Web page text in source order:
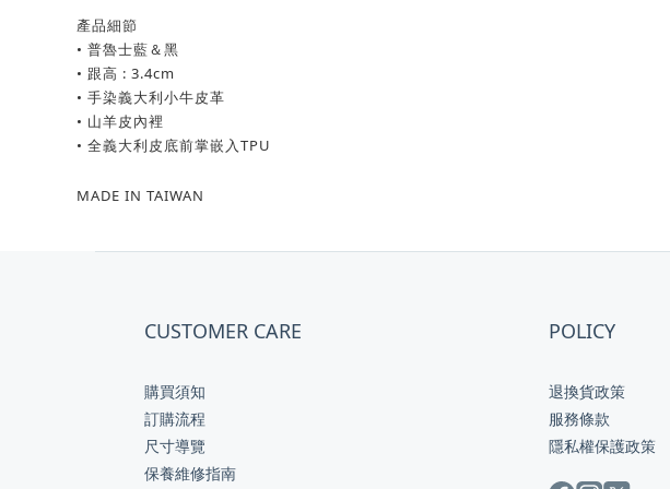
產品細節
• 普魯士藍＆黑
• 跟高 : 3.4cm
• 手染義大利小牛皮革
• 山羊皮內裡
• 全義大利皮底前掌嵌入TPU
MADE IN TAIWAN
CUSTOMER CARE
購買須知
訂購流程
尺寸導覽
保養維修指南
POLICY
退換貨政策
服務條款
隱私權保護政策